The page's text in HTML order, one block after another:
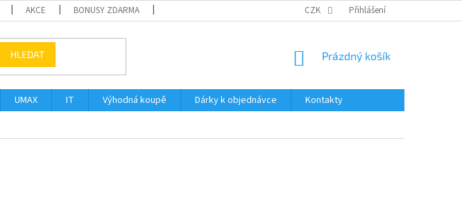
AKCE BONUSY ZDARMA PODMÍNKY OCHRANY OSOBNÍCH ÚDAJŮ
CZK Přihlášení
HLEDAT
NÁKUPNÍ
Prázdný košík
UMAX IT Výhodná koupě Dárky k objednávce
Kontakty